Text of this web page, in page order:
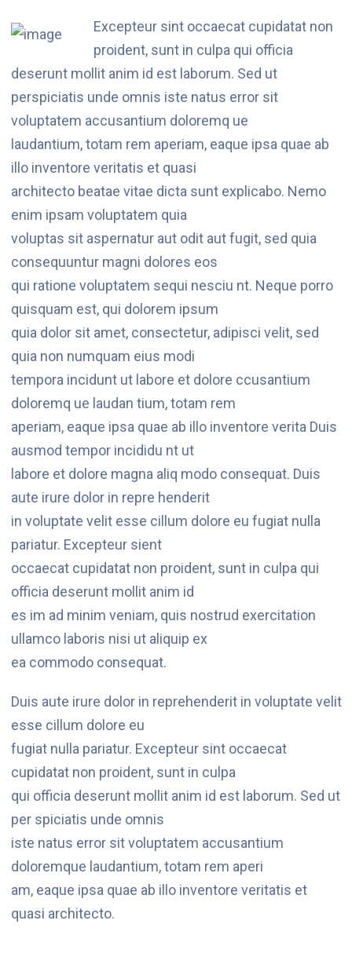
Excepteur sint occaecat cupidatat non
proident, sunt in culpa qui officia
deserunt mollit anim id est laborum. Sed ut
perspiciatis unde omnis iste natus error sit
voluptatem accusantium doloremq ue
laudantium, totam rem aperiam, eaque ipsa quae ab
illo inventore veritatis et quasi
architecto beatae vitae dicta sunt explicabo. Nemo
enim ipsam voluptatem quia
voluptas sit aspernatur aut odit aut fugit, sed quia
consequuntur magni dolores eos
qui ratione voluptatem sequi nesciu nt. Neque porro
quisquam est, qui dolorem ipsum
quia dolor sit amet, consectetur, adipisci velit, sed
quia non numquam eius modi
tempora incidunt ut labore et dolore ccusantium
doloremq ue laudan tium, totam rem
aperiam, eaque ipsa quae ab illo inventore verita Duis
ausmod tempor incididu nt ut
labore et dolore magna aliq modo consequat. Duis
aute irure dolor in repre henderit
in voluptate velit esse cillum dolore eu fugiat nulla
pariatur. Excepteur sient
occaecat cupidatat non proident, sunt in culpa qui
officia deserunt mollit anim id
es im ad minim veniam, quis nostrud exercitation
ullamco laboris nisi ut aliquip ex
ea commodo consequat.
Duis aute irure dolor in reprehenderit in voluptate velit
esse cillum dolore eu
fugiat nulla pariatur. Excepteur sint occaecat
cupidatat non proident, sunt in culpa
qui officia deserunt mollit anim id est laborum. Sed ut
per spiciatis unde omnis
iste natus error sit voluptatem accusantium
doloremque laudantium, totam rem aperi
am, eaque ipsa quae ab illo inventore veritatis et
quasi architecto.